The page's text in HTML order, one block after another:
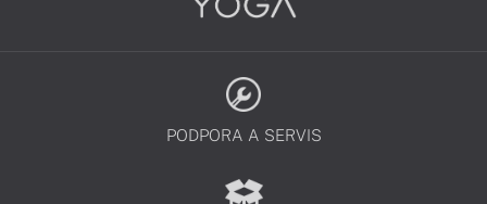
PODPORA A SERVIS